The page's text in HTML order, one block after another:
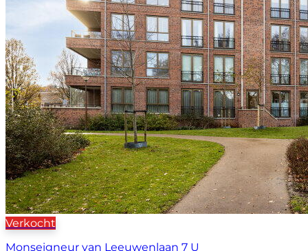
Verkocht
Monseigneur van Leeuwenlaan 7 U